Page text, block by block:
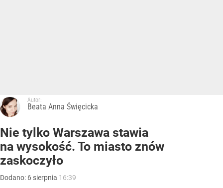
Autor:
Beata Anna Święcicka
Nie tylko Warszawa stawia
na wysokość. To miasto znów
zaskoczyło
Dodano: 6 sierpnia 16:39